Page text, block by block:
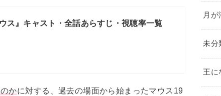
ス』キャスト・全話あらすじ・視聴率一覧
かに対する、過去の場面から始まったマウス19
月が
未分
王に